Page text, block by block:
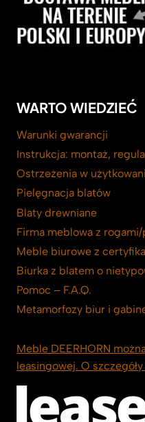
WARTO WIEDZIEĆ
Warunki gwarancji
Instrukcja: montaż,
Ostrzeżenia w
Pielęgnacja blatów
Blaty drewniane
Firma meblowa z
Meble biurowe z
Biurka z blatem o
Pomoc – F.A.Q.
Metamorfozy biur i
Meble DEERHORN
leasingowej. O